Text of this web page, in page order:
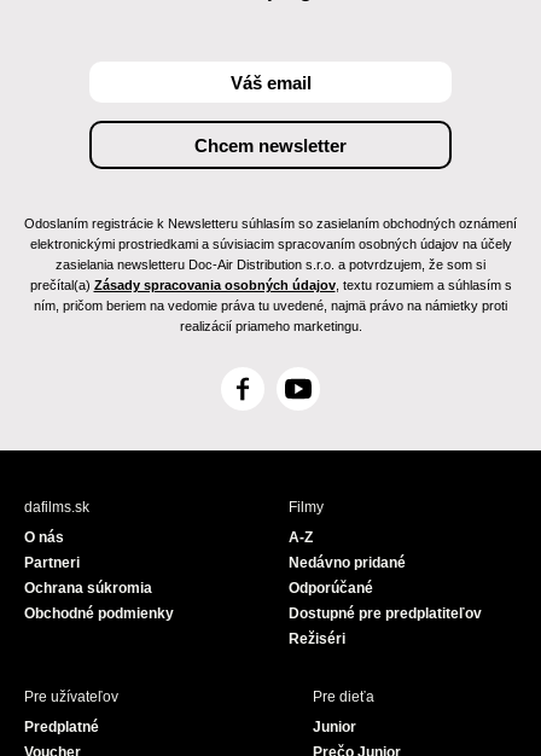
Odoslaním registrácie k Newsletteru súhlasím so zasielaním obchodných oznámení
elektronickými prostriedkami a súvisiacim spracovaním osobných údajov na účely
zasielania newsletteru Doc-Air Distribution s.r.o. a potvrdzujem, že som si
prečítal(a) Zásady spracovania osobných údajov, textu rozumiem a súhlasím s
ním, pričom beriem na vedomie práva tu uvedené, najmä právo na námietky proti
realizácií priameho marketingu.
F
c
Y
u
e
dafilms.sk
O nás
Partneri
Ochrana súkromia
Obchodné podmienky
Filmy
A-Z
Nedávno pridané
Odporúčané
Dostupné pre predplatiteľov
Režiséri
Pre užívateľov
Predplatné
Voucher
Pre dieťa
Junior
Prečo Junior